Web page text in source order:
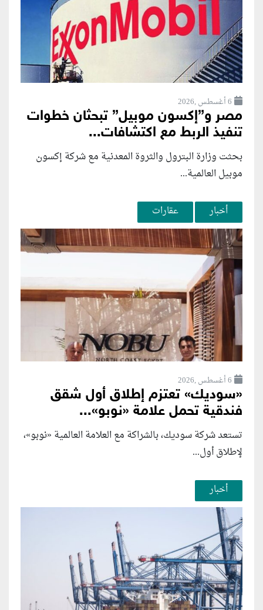
6 أغسطس ,2026
مصر و”إكسون موبيل” تبحثان خطوات
تنفيذ الربط مع اكتشافات...
بحثت وزارة البترول والثروة المعدنية مع شركة إكسون
موبيل العالمية...
أخبار عقارات
6 أغسطس ,2026
«سوديك» تعتزم إطلاق أول شقق
فندقية تحمل علامة «نوبو»...
تستعد شركة سوديك، بالشراكة مع العلامة العالمية «نوبو»،
لإطلاق أول...
أخبار